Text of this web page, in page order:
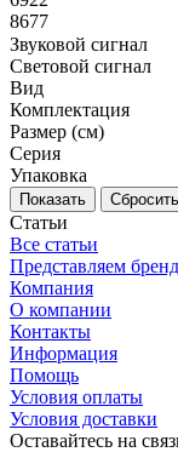
8677
Звуковой сигнал
Световой сигнал
Вид
Комплектация
Размер (см)
Серия
Упаковка
Сбросить
Статьи
Все статьи
Представляем
Компания
О компании
Контакты
Информация
Помощь
Условия оплаты
Условия доставки
Оставайтесь на